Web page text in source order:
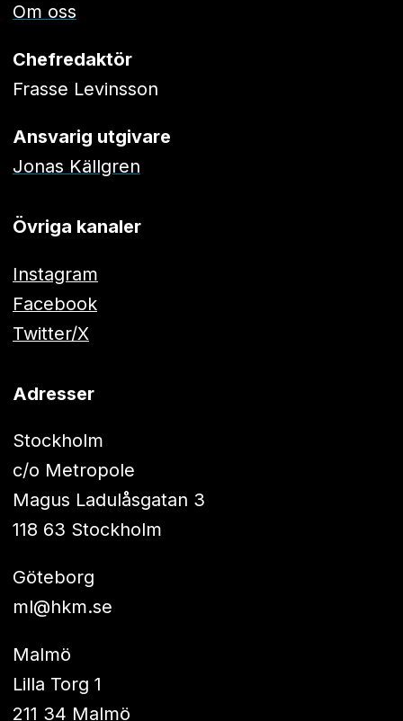
Om oss
Chefredaktör
Frasse Levinsson
Ansvarig utgivare
Jonas Källgren
Övriga kanaler
Instagram
Facebook
Twitter/X
Adresser
Stockholm
c/o Metropole
Magus Ladulåsgatan 3
118 63 Stockholm
Göteborg
ml@hkm.se
Malmö
Lilla Torg 1
211 34 Malmö